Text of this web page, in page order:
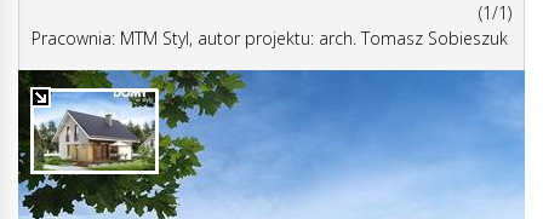
(1/1)
Pracownia: MTM Styl, autor projektu: arch. Tomasz Sobieszuk